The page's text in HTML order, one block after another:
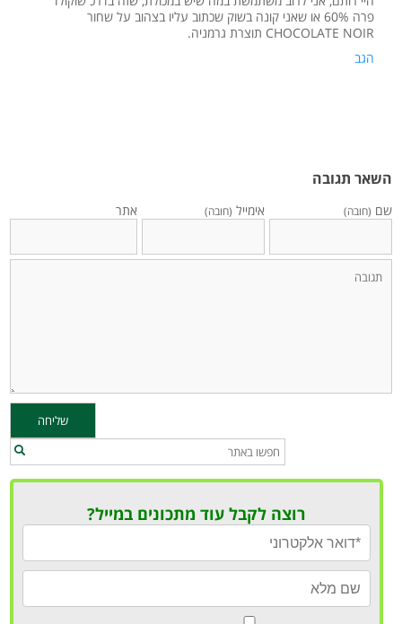
פרה 60% או שאני קונה בשוק שכתוב עליו בצהוב על שחור
CHOCOLATE NOIR תוצרת גרמניה.
הגב
השאר תגובה
שם (חובה) אימייל (חובה) אתר
רוצה לקבל עוד מתכונים במייל?